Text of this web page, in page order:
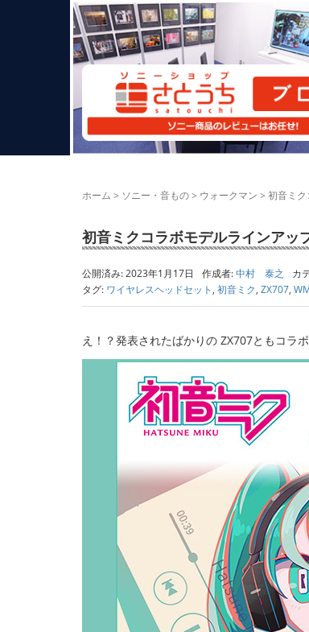
ホーム > ソニー・音もの> ウォークマン > 初音ミ
初音ミクコラボモデルラインアッ
公開済み: 2023年1月17日 作成者:中村 泰之 カ
タグ: ワイヤレスヘッドセット , 初音ミク, ZX707,
え！？発表されたばかりの ZX707ともコラ